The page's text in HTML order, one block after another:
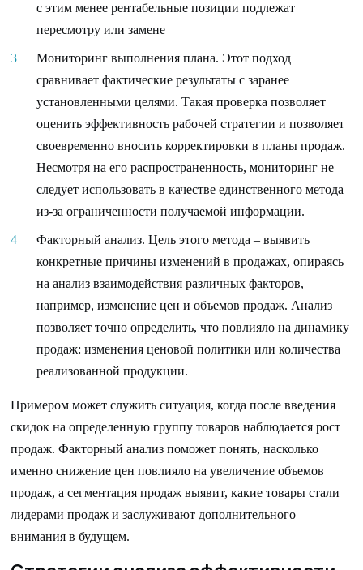
с этим менее рентабельные позиции подлежат
пересмотру или замене
Мониторинг выполнения плана. Этот подход
сравнивает фактические результаты с заранее
установленными целями. Такая проверка позволяет
оценить эффективность рабочей стратегии и позволяет
своевременно вносить корректировки в планы продаж.
Несмотря на его распространенность, мониторинг не
следует использовать в качестве единственного метода
из-за ограниченности получаемой информации.
Факторный анализ. Цель этого метода – выявить
конкретные причины изменений в продажах, опираясь
на анализ взаимодействия различных факторов,
например, изменение цен и объемов продаж. Анализ
позволяет точно определить, что повлияло на динамику
продаж: изменения ценовой политики или количества
реализованной продукции.
Примером может служить ситуация, когда после введения
скидок на определенную группу товаров наблюдается рост
продаж. Факторный анализ поможет понять, насколько
именно снижение цен повлияло на увеличение объемов
продаж, а сегментация продаж выявит, какие товары стали
лидерами продаж и заслуживают дополнительного
внимания в будущем.